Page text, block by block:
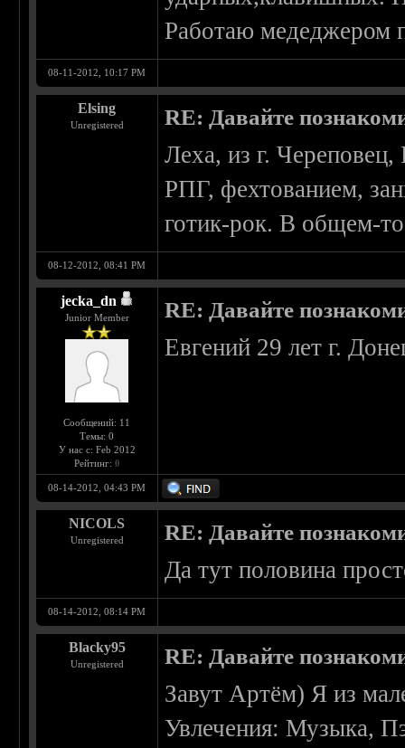
Работаю медеджером
08-11-2012, 10:17 PM
Elsing
Unregistered RE: Давайте
Леха, из г.
РПГ, фехтованием,
готик-рок. В общем-
08-12-2012, 08:41 PM
jecka_dn
Junior Member
Сообщений: 11
Темы: 0
У нас с: Feb 2012
Рейтинг: 0
RE: Давайте
Евгений 29 лет г.
08-14-2012, 04:43 PM
NICOLS
Unregistered RE: Давайте
Да тут половина
08-14-2012, 08:14 PM
Blacky95
Unregistered RE: Давайте
Завут Артём) Я из
Увлечения: Музыка,